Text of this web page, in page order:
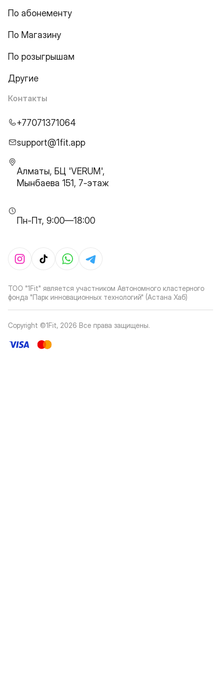
По абонементу
По Магазину
По розыгрышам
Другие
Контакты
+77071371064
support@1fit.app
Алматы, БЦ 'VERUM',
Мынбаева 151, 7-этаж
Пн-Пт, 9:00—18:00
ТОО "1Fit" является участником Автономного кластерного
фонда "Парк инновационных технологий" (Астана Хаб)
Copyright ©1Fit, 2026 Все права защищены.